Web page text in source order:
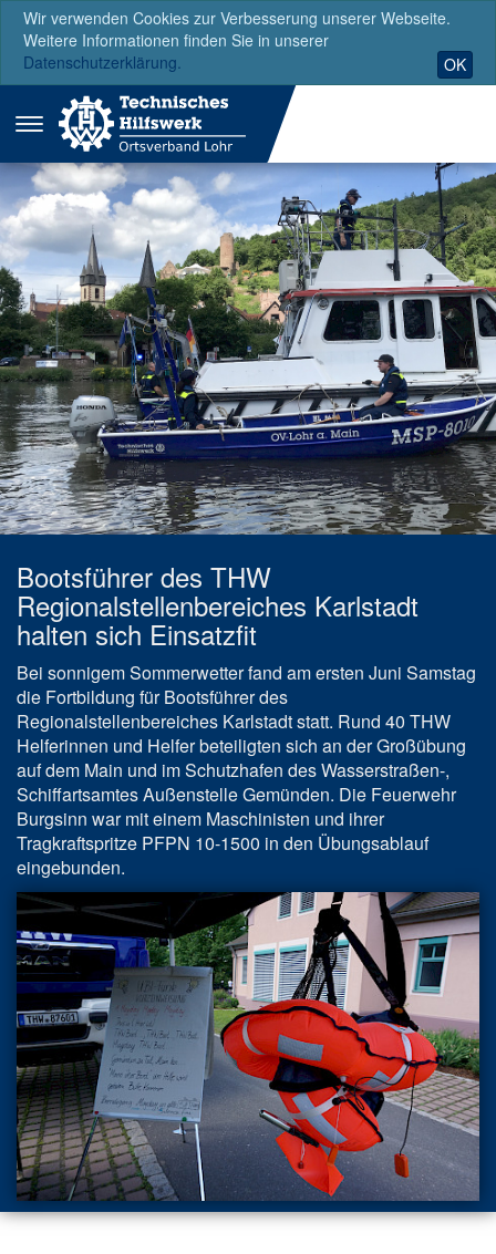
Wir verwenden Cookies zur Verbesserung unserer Webseite.
Weitere Informationen finden Sie in unserer
Datenschutzerklärung.
OK
Menü
ausklappen
Bootsführer des THW
Regionalstellenbereiches Karlstadt
halten sich Einsatzfit
Bei sonnigem Sommerwetter fand am ersten Juni Samstag
die Fortbildung für Bootsführer des
Regionalstellenbereiches Karlstadt statt. Rund 40 THW
Helferinnen und Helfer beteiligten sich an der Großübung
auf dem Main und im Schutzhafen des Wasserstraßen-,
Schiffartsamtes Außenstelle Gemünden. Die Feuerwehr
Burgsinn war mit einem Maschinisten und ihrer
Tragkraftspritze PFPN 10-1500 in den Übungsablauf
eingebunden.